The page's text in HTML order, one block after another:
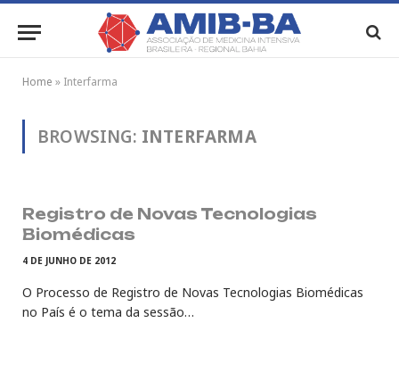
Home » Interfarma
BROWSING: INTERFARMA
Registro de Novas Tecnologias
Biomédicas
4 DE JUNHO DE 2012
O Processo de Registro de Novas Tecnologias Biomédicas
no País é o tema da sessão…